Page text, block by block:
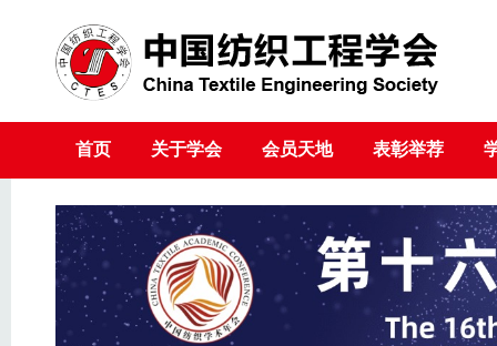
首页 关于学会 会员天地 表彰举荐